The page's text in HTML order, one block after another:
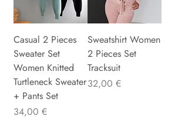
Casual 2 Pieces
Sweater Set
Women Knitted
Turtleneck Sweater
+ Pants Set
Precio
34,00 €
Sweatshirt Women
2 Pieces Set
Tracksuit
Precio
32,00 €